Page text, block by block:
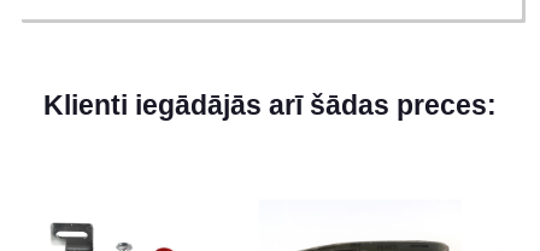
Klienti iegādājās arī šādas preces: